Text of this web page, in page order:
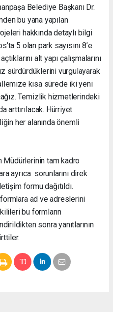
Belediye Başkanı Dr.
bu yana yapılan
hakkında detaylı bilgi
5 olan park sayısını 8’e
alt yapı çalışmalarını
sürdürdüklerini vurgulayarak
kısa sürede iki yeni
Temizlik hizmetlerindeki
arttırılacak. Hürriyet
her alanında önemli
Müdürlerinin tam kadro
ayrıca sorunlarını direk
formu dağıtıldı.
ad ve adreslerini
bu formların
sonra yanıtlarının